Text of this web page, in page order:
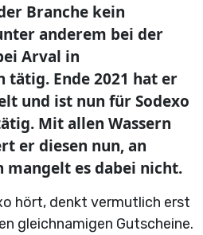
Branche kein
anderem bei der
Arval in
tätig. Ende 2021 hat er
und ist nun für Sodexo
Mit allen Wassern
er diesen nun, an
mangelt es dabei nicht.
hört, denkt vermutlich erst
gleichnamigen Gutscheine.